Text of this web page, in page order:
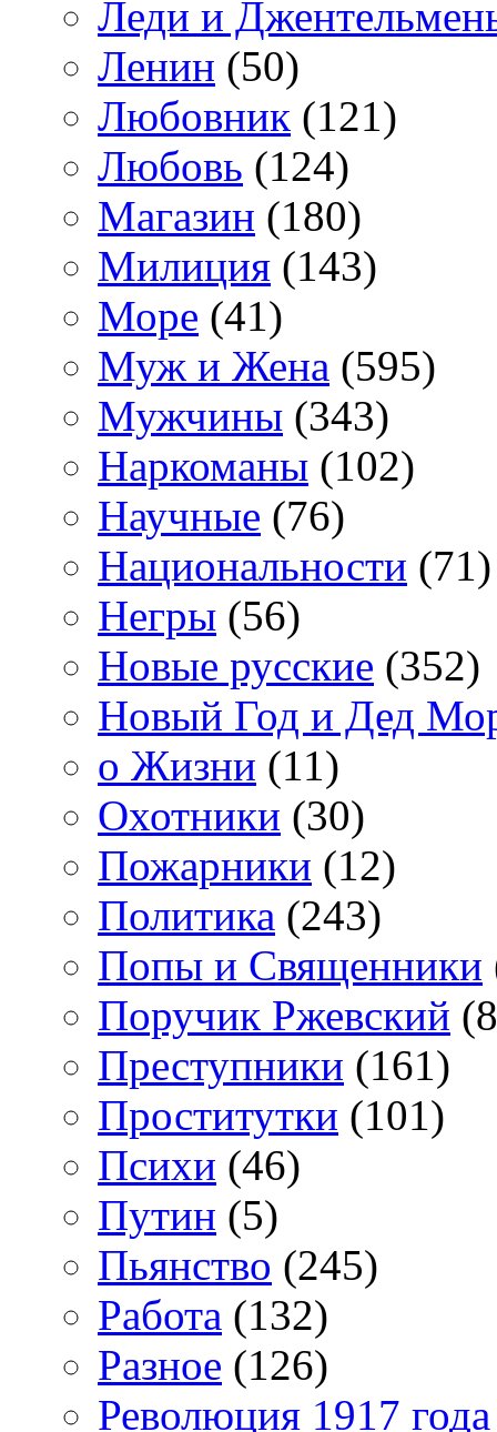
Леди и
Ленин (50)
Любовник (121)
Любовь (124)
Магазин (180)
Милиция (143)
Море (41)
Муж и Жена (595)
Мужчины (343)
Наркоманы (102)
Научные (76)
Национальности (71)
Негры (56)
Новые русские (352)
Новый Год и Дед
о Жизни (11)
Охотники (30)
Пожарники (12)
Политика (243)
Попы и Священники
Поручик Ржевский
Преступники (161)
Проститутки (101)
Психи (46)
Путин (5)
Пьянство (245)
Работа (132)
Разное (126)
Революция 1917 года